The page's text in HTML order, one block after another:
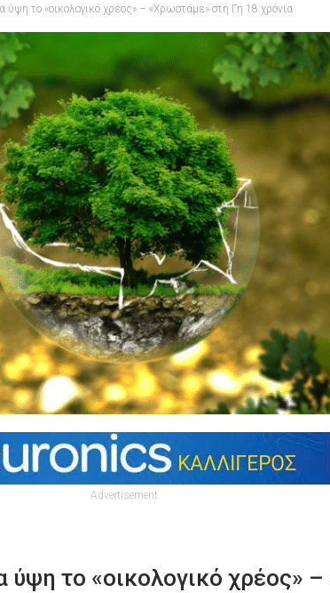
το «οικολογικό χρέος» – «Χρωστάμε» στη Γη 18 χρόνια
Advertisement
το «οικολογικό χρέος»